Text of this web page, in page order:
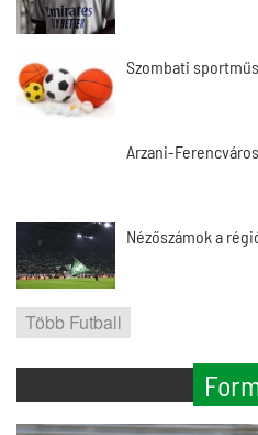
Szombati
Arzani-
Nézőszámok a
Több Futball